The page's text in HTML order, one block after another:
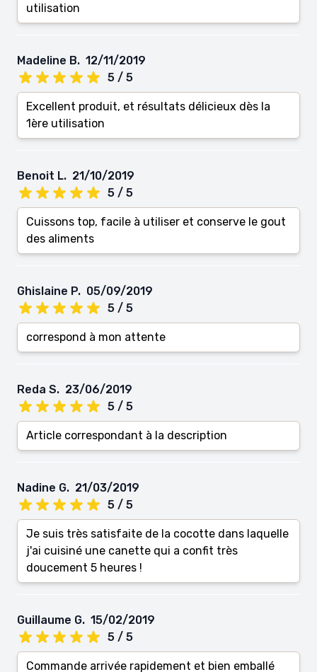
utilisation
Madeline B. 12/11/2019
5 / 5
Excellent produit, et résultats délicieux dès la
1ère utilisation
Benoit L. 21/10/2019
5 / 5
Cuissons top, facile à utiliser et conserve le gout
des aliments
Ghislaine P. 05/09/2019
5 / 5
correspond à mon attente
Reda S. 23/06/2019
5 / 5
Article correspondant à la description
Nadine G. 21/03/2019
5 / 5
Je suis très satisfaite de la cocotte dans laquelle
j'ai cuisiné une canette qui a confit très
doucement 5 heures !
Guillaume G. 15/02/2019
5 / 5
Commande arrivée rapidement et bien emballé